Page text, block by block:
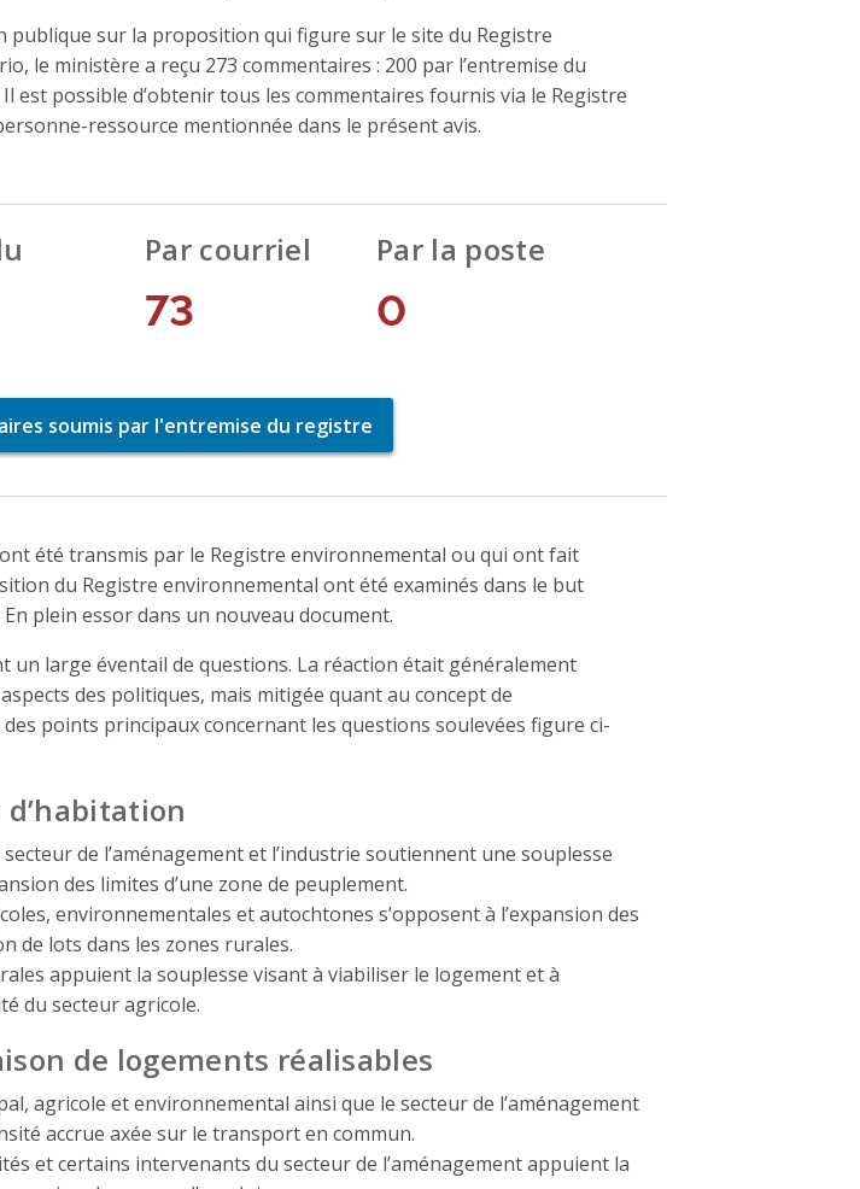
publique sur la proposition qui figure sur le site du Registre
le ministère a reçu 273 commentaires : 200 par l’entremise du
est possible d’obtenir tous les commentaires fournis via le Registre
ressource mentionnée dans le présent avis.
Par courriel
73
Par la poste
0
soumis par l'entremise du registre
été transmis par le Registre environnemental ou qui ont fait
du Registre environnemental ont été examinés dans le but
plein essor dans un nouveau document.
un large éventail de questions. La réaction était généralement
des politiques, mais mitigée quant au concept de
points principaux concernant les questions soulevées figure ci-
de l’aménagement et l’industrie soutiennent une souplesse
des limites d’une zone de peuplement.
environnementales et autochtones s’opposent à l’expansion des
de lots dans les zones rurales.
appuient la souplesse visant à viabiliser le logement et à
du secteur agricole.
de logements réalisables
agricole et environnemental ainsi que le secteur de l’aménagement
accrue axée sur le transport en commun.
et certains intervenants du secteur de l’aménagement appuient la